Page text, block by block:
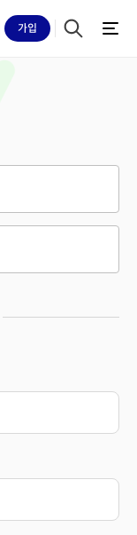
가입